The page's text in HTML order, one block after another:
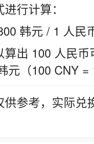
行计算：
韩元 / 1 人民
出 100 人民
元（100 CNY =
参考，实际